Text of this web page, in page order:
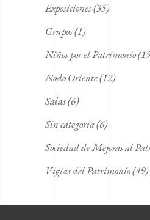
Exposiciones(35)
Grupos(1)
Niños por el Patrimonio
Nodo Oriente(12)
Salas(6)
Sin categoría(6)
Sociedad de Mejoras al
Vigías del Patrimonio(49)